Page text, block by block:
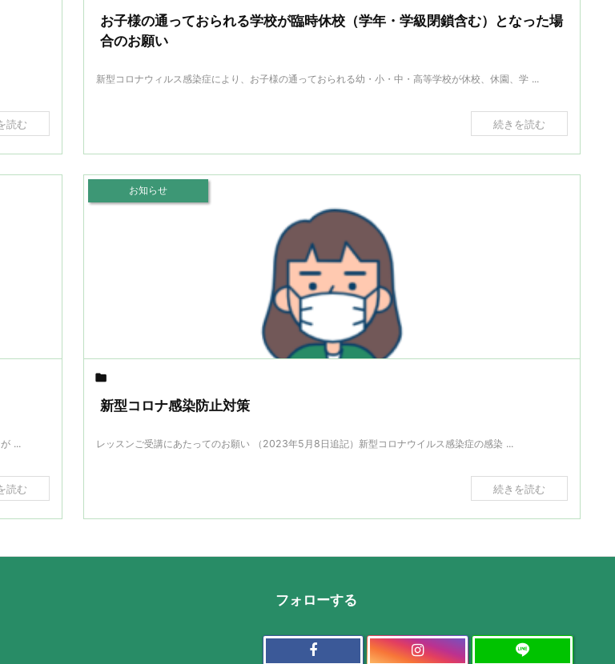
読む
お子様の通っておられる学校が臨時休校（学年・学級閉鎖含む）となった場
合のお願い
新型コロナウィルス感染症により、お子様の通っておられる幼・小・中・高等学校が休校、休園、学 ...
続きを読む
...
読む

お知らせ
新型コロナ感染防止対策
レッスンご受講にあたってのお願い （2023年5月8日追記）新型コロナウイルス感染症の感染 ...
続きを読む
フォローする